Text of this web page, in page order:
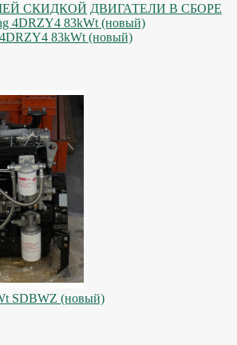
СКИДКОЙ ДВИГАТЕЛИ В СБОРЕ
83kWt (новый)
SDBWZ (новый)